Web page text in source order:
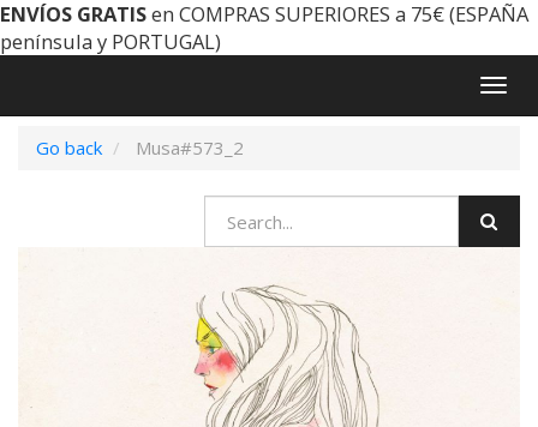
ENVÍOS GRATISen COMPRAS SUPERIORES a 75€ (ESPAÑA
península y PORTUGAL)
Go back
Musa#573_2